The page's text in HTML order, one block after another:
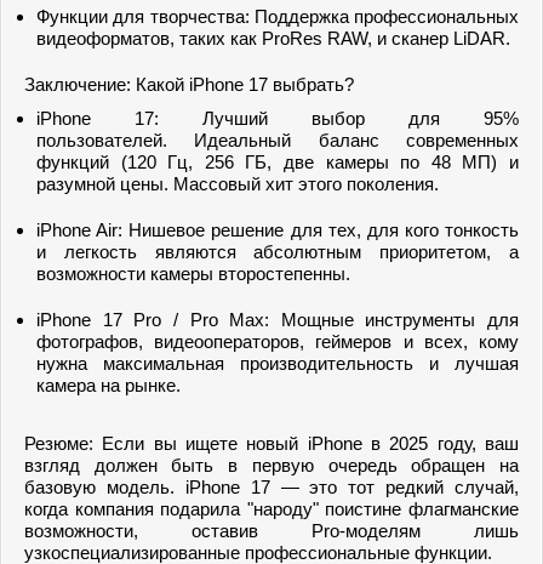
Функции для творчества: Поддержка профессиональных
видеоформатов, таких как ProRes RAW, и сканер LiDAR.
Заключение: Какой iPhone 17 выбрать?
iPhone 17: Лучший выбор для 95%
пользователей. Идеальный баланс современных
функций (120 Гц, 256 ГБ, две камеры по 48 МП) и
разумной цены. Массовый хит этого поколения.
iPhone Air: Нишевое решение для тех, для кого тонкость
и легкость являются абсолютным приоритетом, а
возможности камеры второстепенны.
iPhone 17 Pro / Pro Max: Мощные инструменты для
фотографов, видеооператоров, геймеров и всех, кому
нужна максимальная производительность и лучшая
камера на рынке.
Резюме: Если вы ищете новый iPhone в 2025 году, ваш
взгляд должен быть в первую очередь обращен на
базовую модель. iPhone 17 — это тот редкий случай,
когда компания подарила "народу" поистине флагманские
возможности, оставив Pro-моделям лишь
узкоспециализированные профессиональные функции.